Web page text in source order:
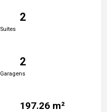
2
Suítes
2
Garagens
197.26 m²